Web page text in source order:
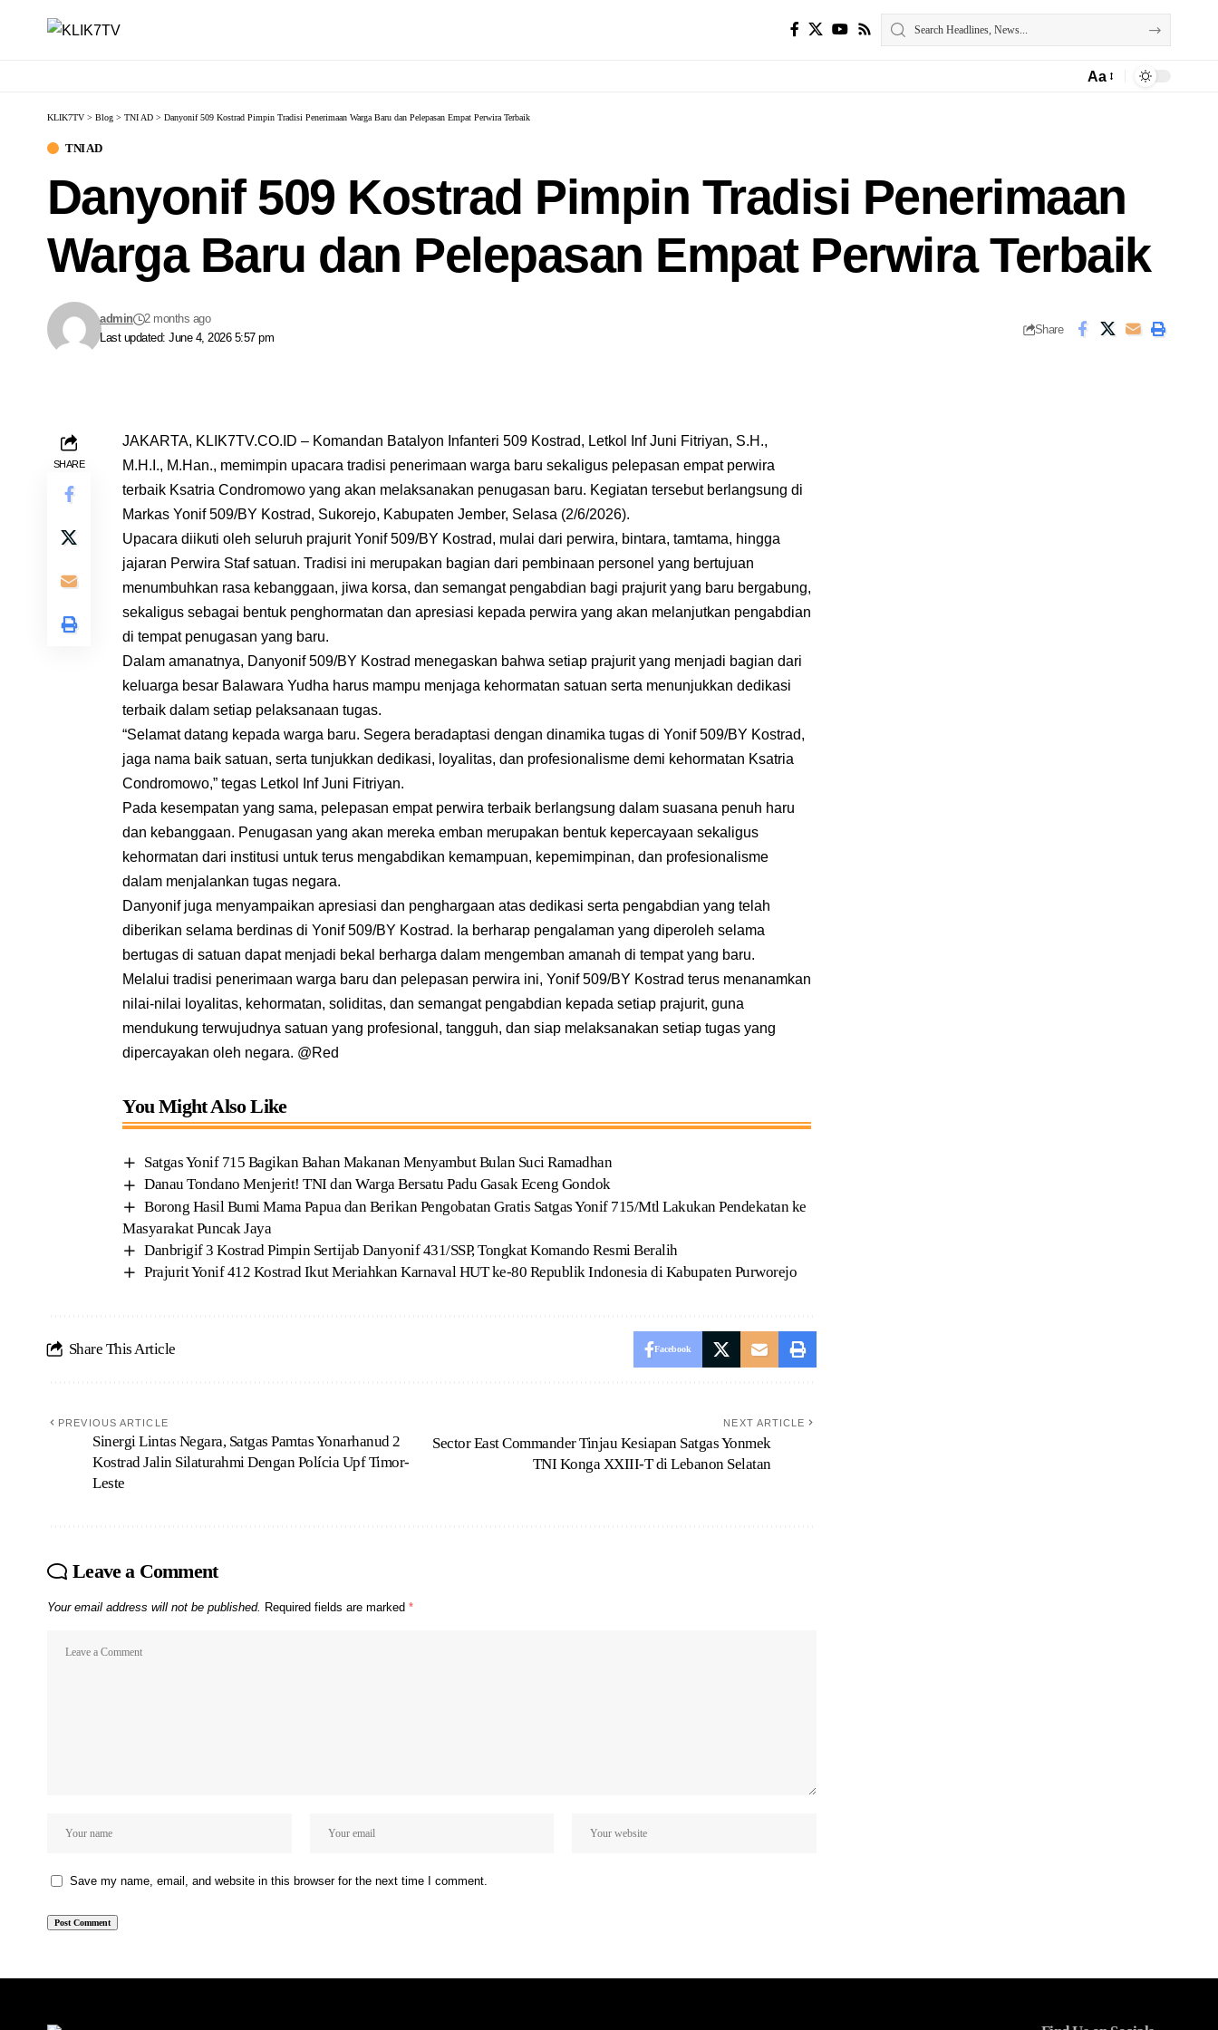
Aa
KLIK7TV > Blog > TNI AD > Danyonif 509 Kostrad Pimpin Tradisi Penerimaan Warga Baru dan Pelepasan Empat Perwira Terbaik
TNI AD
Danyonif 509 Kostrad Pimpin Tradisi Penerimaan
Warga Baru dan Pelepasan Empat Perwira Terbaik
Last updated: June 4, 2026 5:57 pm
admin 2 months ago
Share
SHARE
JAKARTA, KLIK7TV.CO.ID – Komandan Batalyon Infanteri 509 Kostrad, Letkol Inf Juni Fitriyan, S.H.,
M.H.I., M.Han., memimpin upacara tradisi penerimaan warga baru sekaligus pelepasan empat perwira
terbaik Ksatria Condromowo yang akan melaksanakan penugasan baru. Kegiatan tersebut berlangsung di
Markas Yonif 509/BY Kostrad, Sukorejo, Kabupaten Jember, Selasa (2/6/2026).
Upacara diikuti oleh seluruh prajurit Yonif 509/BY Kostrad, mulai dari perwira, bintara, tamtama, hingga
jajaran Perwira Staf satuan. Tradisi ini merupakan bagian dari pembinaan personel yang bertujuan
menumbuhkan rasa kebanggaan, jiwa korsa, dan semangat pengabdian bagi prajurit yang baru bergabung,
sekaligus sebagai bentuk penghormatan dan apresiasi kepada perwira yang akan melanjutkan pengabdian
di tempat penugasan yang baru.
Dalam amanatnya, Danyonif 509/BY Kostrad menegaskan bahwa setiap prajurit yang menjadi bagian dari
keluarga besar Balawara Yudha harus mampu menjaga kehormatan satuan serta menunjukkan dedikasi
terbaik dalam setiap pelaksanaan tugas.
“Selamat datang kepada warga baru. Segera beradaptasi dengan dinamika tugas di Yonif 509/BY Kostrad,
jaga nama baik satuan, serta tunjukkan dedikasi, loyalitas, dan profesionalisme demi kehormatan Ksatria
Condromowo,” tegas Letkol Inf Juni Fitriyan.
Pada kesempatan yang sama, pelepasan empat perwira terbaik berlangsung dalam suasana penuh haru
dan kebanggaan. Penugasan yang akan mereka emban merupakan bentuk kepercayaan sekaligus
kehormatan dari institusi untuk terus mengabdikan kemampuan, kepemimpinan, dan profesionalisme
dalam menjalankan tugas negara.
Danyonif juga menyampaikan apresiasi dan penghargaan atas dedikasi serta pengabdian yang telah
diberikan selama berdinas di Yonif 509/BY Kostrad. Ia berharap pengalaman yang diperoleh selama
bertugas di satuan dapat menjadi bekal berharga dalam mengemban amanah di tempat yang baru.
Melalui tradisi penerimaan warga baru dan pelepasan perwira ini, Yonif 509/BY Kostrad terus menanamkan
nilai-nilai loyalitas, kehormatan, soliditas, dan semangat pengabdian kepada setiap prajurit, guna
mendukung terwujudnya satuan yang profesional, tangguh, dan siap melaksanakan setiap tugas yang
dipercayakan oleh negara. @Red
You Might Also Like
Satgas Yonif 715 Bagikan Bahan Makanan Menyambut Bulan Suci Ramadhan
Danau Tondano Menjerit! TNI dan Warga Bersatu Padu Gasak Eceng Gondok
Borong Hasil Bumi Mama Papua dan Berikan Pengobatan Gratis Satgas Yonif 715/Mtl Lakukan Pendekatan ke
Masyarakat Puncak Jaya
Danbrigif 3 Kostrad Pimpin Sertijab Danyonif 431/SSP, Tongkat Komando Resmi Beralih
Prajurit Yonif 412 Kostrad Ikut Meriahkan Karnaval HUT ke-80 Republik Indonesia di Kabupaten Purworejo
Share This Article Facebook
PREVIOUS ARTICLE
Sinergi Lintas Negara, Satgas Pamtas Yonarhanud 2
Kostrad Jalin Silaturahmi Dengan Polícia Upf Timor-
Leste
NEXT ARTICLE
Sector East Commander Tinjau Kesiapan Satgas Yonmek
TNI Konga XXIII-T di Lebanon Selatan
Leave a Comment
Your email address will not be published. Required fields are marked *
Save my name, email, and website in this browser for the next time I comment.